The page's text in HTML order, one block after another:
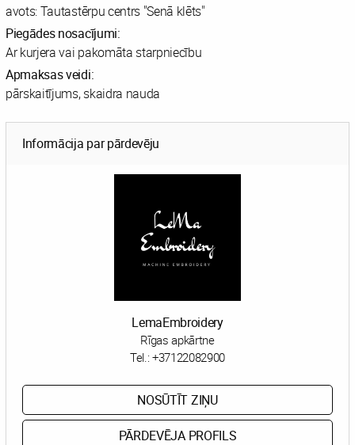
avots: Tautastērpu centrs "Senā klēts"
Piegādes nosacījumi:
Ar kurjera vai pakomāta starpniecību
Apmaksas veidi:
pārskaitījums, skaidra nauda
Informācija par pārdevēju
LemaEmbroidery
Rīgas apkārtne
Tel.: +37122082900
NOSŪTĪT ZIŅU
PĀRDEVĒJA PROFILS